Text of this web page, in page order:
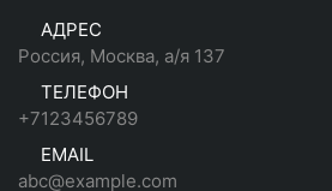
АДРЕС
Россия, Москва, а/я 137
ТЕЛЕФОН
+7123456789
EMAIL
abc@example.com